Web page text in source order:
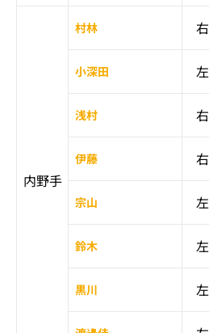
内野手
村林 右
小深田 左
浅村 右
伊藤 右
宗山 左
鈴木 左
黒川 左